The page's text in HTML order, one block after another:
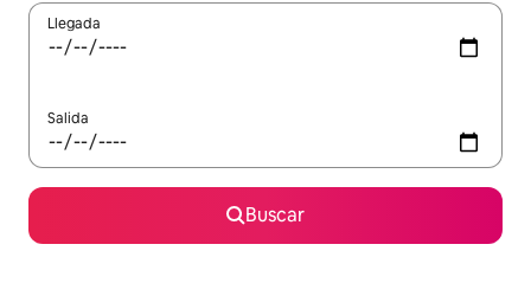
Llegada
Salida
Buscar